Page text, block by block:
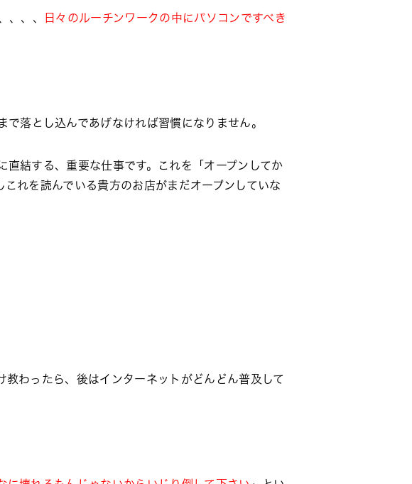
、、、
日々のルーチンワークの中にパソコンですべき
で落とし込んであげなければ習慣になりません。
結する、重要な仕事です。これを「オープンしてか
れを読んでいる貴方のお店がまだオープンしていな
わったら、後はインターネットがどんどん普及して